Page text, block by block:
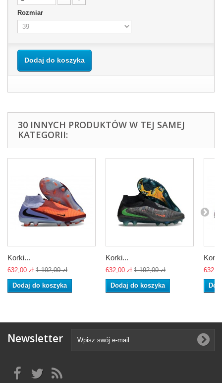
Rozmiar
Dodaj do koszyka
30 INNYCH PRODUKTÓW W TEJ SAMEJ
KATEGORII:
Korki...
632,00 zł 1 192,00 zł
Dodaj do koszyka
Korki...
632,00 zł 1 192,00 zł
Dodaj do koszyka
Newsletter